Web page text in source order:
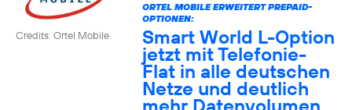
Credits: Ortel Mobile
ORTEL MOBILE ERWEITERT PREPAID-
OPTIONEN:
Smart World L-Option
jetzt mit Telefonie-
Flat in alle deutschen
Netze und deutlich
mehr Datenvolumen